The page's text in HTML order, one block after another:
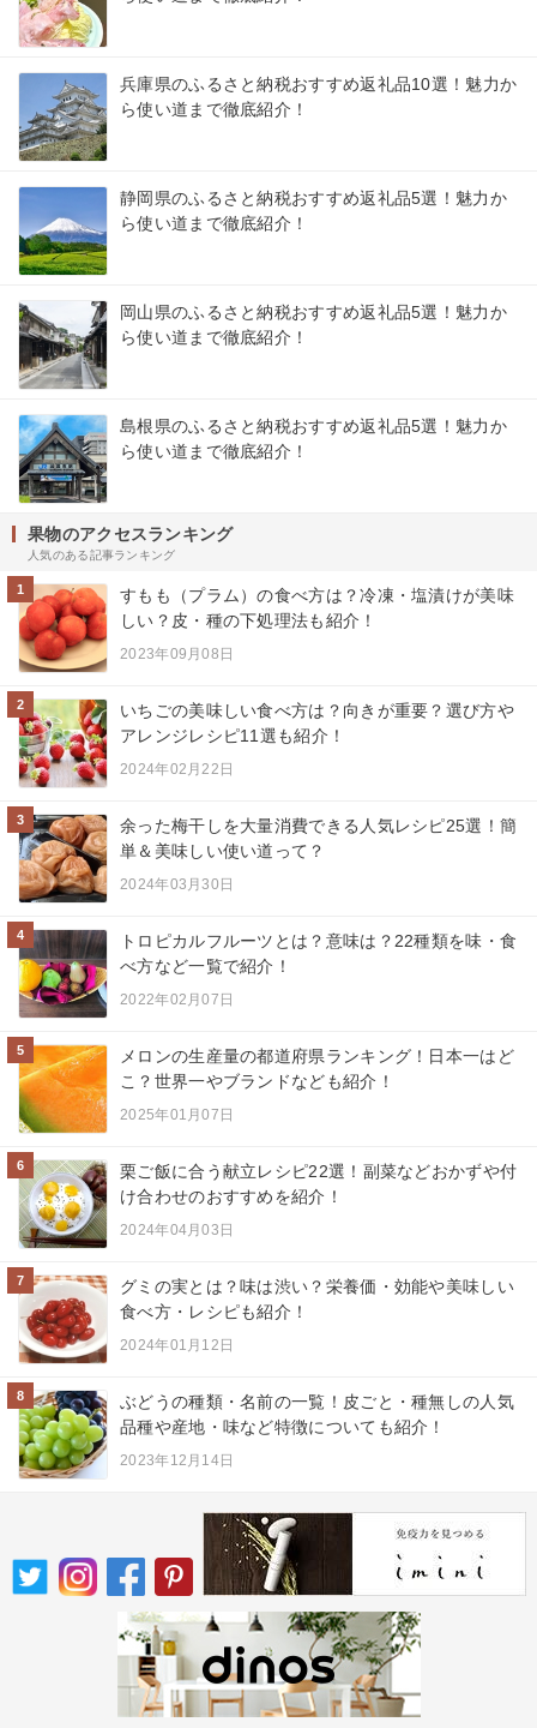
兵庫県のふるさと納税おすすめ返礼品10選！魅力か
ら使い道まで徹底紹介！
静岡県のふるさと納税おすすめ返礼品5選！魅力か
ら使い道まで徹底紹介！
岡山県のふるさと納税おすすめ返礼品5選！魅力か
ら使い道まで徹底紹介！
島根県のふるさと納税おすすめ返礼品5選！魅力か
ら使い道まで徹底紹介！
果物のアクセスランキング
人気のある記事ランキング
1
すもも（プラム）の食べ方は？冷凍・塩漬けが美味
しい？皮・種の下処理法も紹介！
2023年09月08日
2
いちごの美味しい食べ方は？向きが重要？選び方や
アレンジレシピ11選も紹介！
2024年02月22日
3
余った梅干しを大量消費できる人気レシピ25選！簡
単＆美味しい使い道って？
2024年03月30日
4
トロピカルフルーツとは？意味は？22種類を味・食
べ方など一覧で紹介！
2022年02月07日
5
メロンの生産量の都道府県ランキング！日本一はど
こ？世界一やブランドなども紹介！
2025年01月07日
6
栗ご飯に合う献立レシピ22選！副菜などおかずや付
け合わせのおすすめを紹介！
2024年04月03日
7
グミの実とは？味は渋い？栄養価・効能や美味しい
食べ方・レシピも紹介！
2024年01月12日
8
ぶどうの種類・名前の一覧！皮ごと・種無しの人気
品種や産地・味など特徴についても紹介！
2023年12月14日